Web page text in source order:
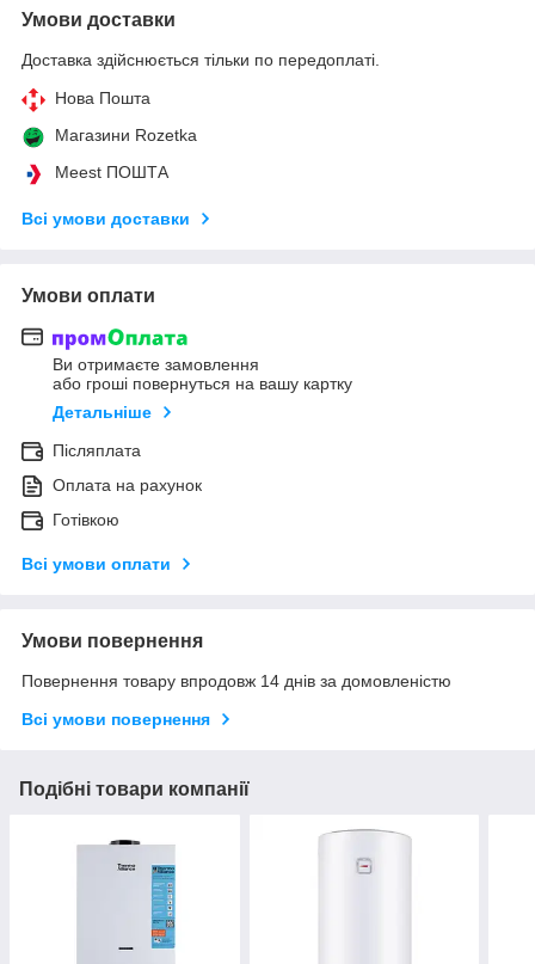
Умови доставки
Доставка здійснюється тільки по передоплаті.
Нова Пошта
Магазини Rozetka
Meest ПОШТА
Всі умови доставки
Умови оплати
Ви отримаєте замовлення
або гроші повернуться на вашу картку
Детальніше
Післяплата
Оплата на рахунок
Готівкою
Всі умови оплати
Умови повернення
Повернення товару впродовж 14 днів за домовленістю
Всі умови повернення
Подібні товари компанії